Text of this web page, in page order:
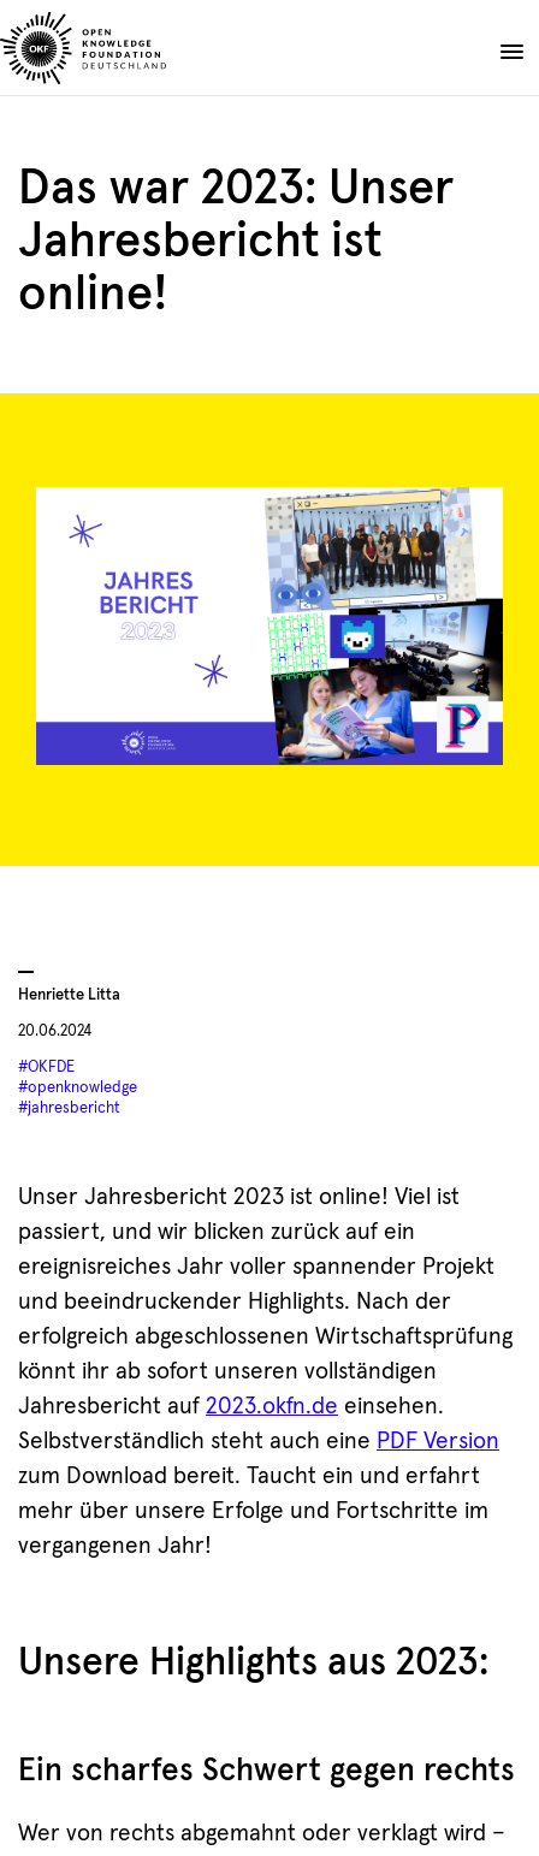
Skip
to
Projekte
Publikationen
Das war 2023: Unser
Jahresbericht ist
online!
Henriette Litta
20.06.2024
#OKFDE
#openknowledge
#jahresbericht
Unser Jahresbericht 2023 ist online! Viel ist
passiert, und wir blicken zurück auf ein
ereignisreiches Jahr voller spannender Projekt
und beeindruckender Highlights. Nach der
erfolgreich abgeschlossenen Wirtschaftsprüfung
könnt ihr ab sofort unseren vollständigen
Jahresbericht auf 2023.okfn.de einsehen.
Selbstverständlich steht auch eine PDF Version
zum Download bereit. Taucht ein und erfahrt
mehr über unsere Erfolge und Fortschritte im
vergangenen Jahr!
Unsere Highlights aus 2023:
Ein scharfes Schwert gegen rechts
Wer von rechts abgemahnt oder verklagt wird –